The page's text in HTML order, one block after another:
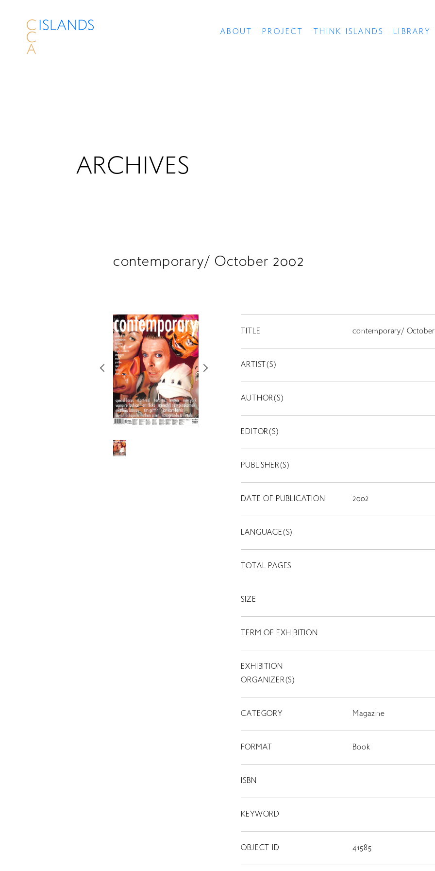
ABOUT PROJECT THINK ISLANDS LIBRARY
THINK ISLANDS
LIBRARY
RETRACE
動画
ARCHIVES
contemporary/ October 2002
TITLE contemporary/
ARTIST(S)
AUTHOR(S)
EDITOR(S)
PUBLISHER(S)
DATE OF PUBLICATION 2002
LANGUAGE(S)
TOTAL PAGES
SIZE
TERM OF EXHIBITION
EXHIBITION
ORGANIZER(S)
CATEGORY Magazine
FORMAT Book
ISBN
KEYWORD
OBJECT ID 41585